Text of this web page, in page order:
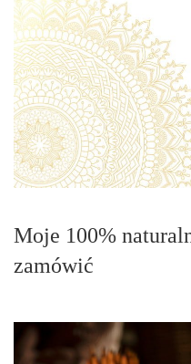
Moje 100%
zamówić